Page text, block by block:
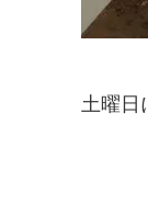
土曜日